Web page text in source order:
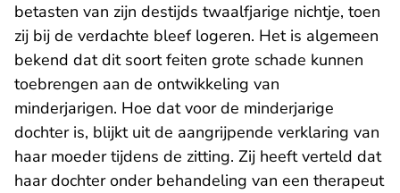
betasten van zijn destijds twaalfjarige nichtje, toen
zij bij de verdachte bleef logeren. Het is algemeen
bekend dat dit soort feiten grote schade kunnen
toebrengen aan de ontwikkeling van
minderjarigen. Hoe dat voor de minderjarige
dochter is, blijkt uit de aangrijpende verklaring van
haar moeder tijdens de zitting. Zij heeft verteld dat
haar dochter onder behandeling van een therapeut